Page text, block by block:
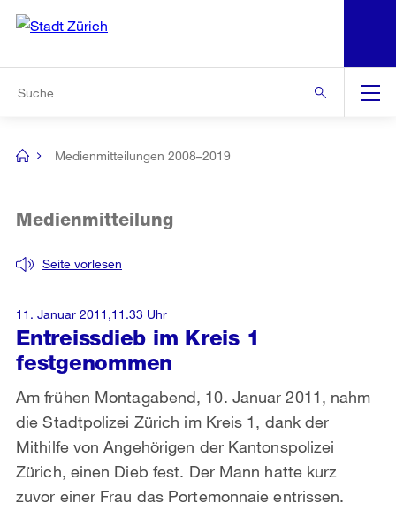
Navigation
[no
Medienmitteilungen 2008–2019
Entreissdieb im Kreis 1
festgenommen
Seite vorlesen
Medienmitteilung
Am frühen Montagabend, 10. Januar 2011, nahm
die Stadtpolizei Zürich im Kreis 1, dank der
Mithilfe von Angehörigen der Kantonspolizei
Zürich, einen Dieb fest. Der Mann hatte kurz
zuvor einer Frau das Portemonnaie entrissen.
11. Januar 2011,11.33 Uhr